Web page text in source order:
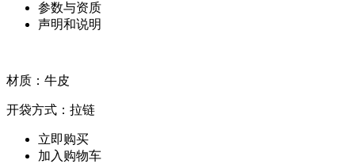
参数与资质
声明和说明
材质：牛皮
开袋方式：拉链
立即购买
加入购物车